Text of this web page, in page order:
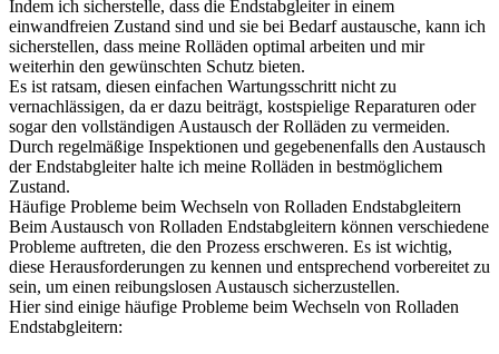
Indem ich sicherstelle, dass die Endstabgleiter in einem
einwandfreien Zustand sind und sie bei Bedarf austausche, kann ich
sicherstellen, dass meine Rolläden optimal arbeiten und mir
weiterhin den gewünschten Schutz bieten.
Es ist ratsam, diesen einfachen Wartungsschritt nicht zu
vernachlässigen, da er dazu beiträgt, kostspielige Reparaturen oder
sogar den vollständigen Austausch der Rolläden zu vermeiden.
Durch regelmäßige Inspektionen und gegebenenfalls den Austausch
der Endstabgleiter halte ich meine Rolläden in bestmöglichem
Zustand.
Häufige Probleme beim Wechseln von Rolladen Endstabgleitern
Beim Austausch von Rolladen Endstabgleitern können verschiedene
Probleme auftreten, die den Prozess erschweren. Es ist wichtig,
diese Herausforderungen zu kennen und entsprechend vorbereitet zu
sein, um einen reibungslosen Austausch sicherzustellen.
Hier sind einige häufige Probleme beim Wechseln von Rolladen
Endstabgleitern: